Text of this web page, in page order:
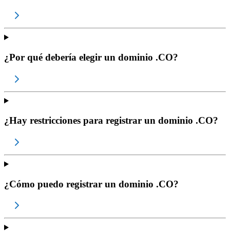
¿Por qué debería elegir un dominio .CO?
¿Hay restricciones para registrar un dominio .CO?
¿Cómo puedo registrar un dominio .CO?